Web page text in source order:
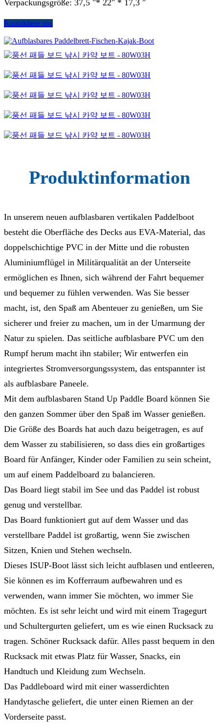
Verpackungsgröße: 37,5 "* 22" * 17,3 "
Kontaktiere uns
Produktinformation
In unserem neuen aufblasbaren vertikalen Paddelboot
besteht die Oberfläche des Decks aus EVA-Material, das
doppelschichtige PVC in der Mitte und die robusten
Aluminiumflügel in Militärqualität an der Unterseite
ermöglichen es Ihnen, sich während der Fahrt bequemer
und bequemer zu fühlen verwenden. Was Sie besser
macht, ist, den Spaß am Abenteuer zu genießen, um Sie
sicherer und freier zu machen, um in der Umarmung der
Natur zu spielen. Das seitliche aufblasbare PVC um den
Rumpf herum macht ihn stabiler; Wir entwerfen ein
integriertes Stromversorgungssystem, das entspannter ist
als aufblasbare Paneele.
Mit dem aufblasbaren Stand Up Paddle Board können Sie
den ganzen Sommer über den Spaß im Wasser genießen.
Die Größe des Boards hat auch dazu beigetragen, es auf
dem Wasser zu stabilisieren, so dass dies ein großartiges
Board für Anfänger, Kinder oder Familien zu sein scheint,
um auf einem Paddelboard zu balancieren.
Das Board liegt stabil im See und das Paddel ist robust
genug und verstellbar.
Das Board funktioniert gut auf dem Wasser und das
verstellbare Paddel ist großartig, wenn Sie zwischen
Sitzen, Knien und Stehen wechseln.
Dieses ISUP-Boot lässt sich leicht aufblasen und entleeren,
Sie können es im Kofferraum aufbewahren und es
verwenden, wann immer Sie möchten, wo immer Sie
möchten. Es ist sehr leicht und wird mit einem Tragegurt
und Schultergurten geliefert, um es wie einen Rucksack zu
tragen. Schöner Rucksack dafür. Alles passt bequem in den
Rucksack mit etwas Platz für Wasser, Snacks, ein
Handtuch und Kleidung zum Wechseln.
Das Paddleboard wird mit einer wasserdichten
Handytasche geliefert, die unter einen Riemen an der
Vorderseite passt.